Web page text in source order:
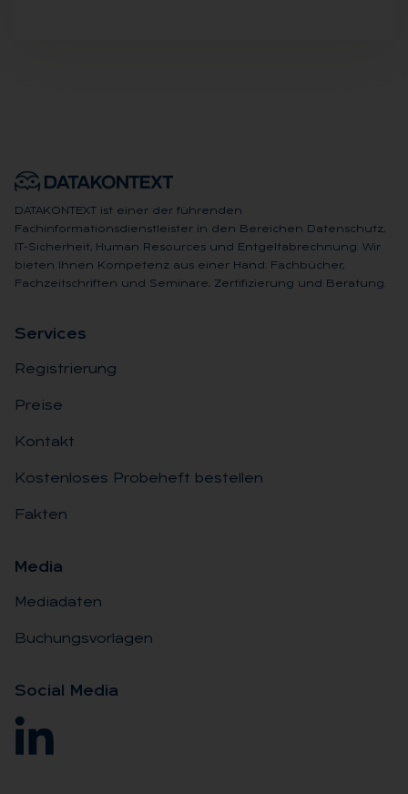
DATAKONTEXT ist einer der führenden
Fachinformationsdienstleister in den Bereichen Datenschutz,
IT-Sicherheit, Human Resources und Entgeltabrechnung. Wir
bieten Ihnen Kompetenz aus einer Hand: Fachbücher,
Fachzeitschriften und Seminare, Zertifizierung und Beratung.
Ser­vices
Registrierung
Preise
Kontakt
Kostenloses Probeheft bestellen
Fakten
Me­dia
Mediadaten
Buchungsvorlagen
So­ci­al Me­dia